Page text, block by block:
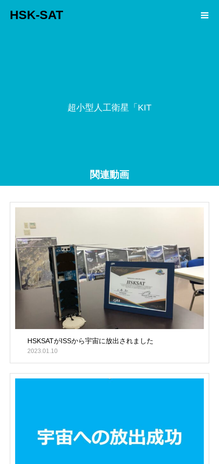
HSK-SAT
関連動画
超小型人工衛星「 K ITSU
HSKSATがISSから宇宙に放出されました
2023.01.10